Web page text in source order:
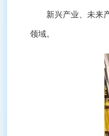
新兴产业、未来产
领域。